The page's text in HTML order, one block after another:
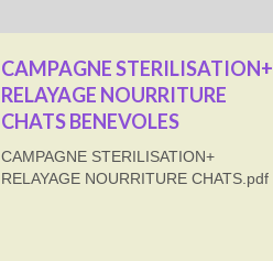
CAMPAGNE STERILISATION+
RELAYAGE NOURRITURE
CHATS BENEVOLES
CAMPAGNE STERILISATION+
RELAYAGE NOURRITURE CHATS.pdf